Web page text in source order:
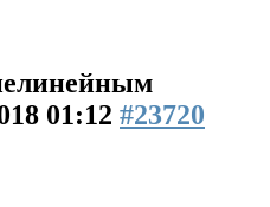
01:12 #23720